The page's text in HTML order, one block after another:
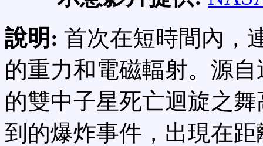
說明: 首次在短時間內，
的重力和電磁輻射。源
的雙中子星死亡迴旋之
到的爆炸事件，出現在